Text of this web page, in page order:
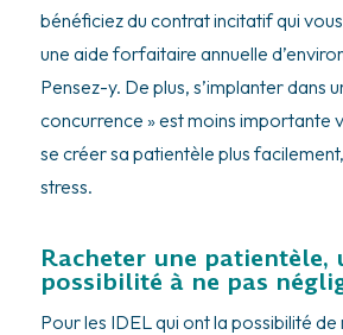
bénéficiez du contrat incitatifqui
une aide forfaitaire annuelle
Pensez-y. De plus, s’implanter dans
concurrence » est moins importante
se créer sa patientèle plus
stress.
Racheter une patientèle,
possibilité à ne pas
Pour les IDEL qui ont la possibilité